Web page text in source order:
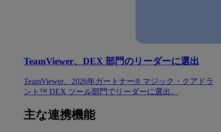
TeamViewer、DEX 部門のリーダーに選出
TeamViewer、2026年ガートナー® マジック・クアドラ
ント™ DEX ツール部門でリーダーに選出。
主な連携機能